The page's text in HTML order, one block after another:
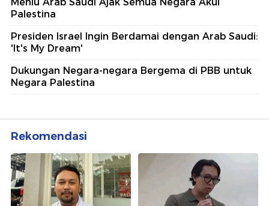
Palestina
Presiden Israel Ingin Berdamai dengan Arab Saudi:
'It's My Dream'
Dukungan Negara-negara Bergema di PBB untuk
Negara Palestina
Rekomendasi